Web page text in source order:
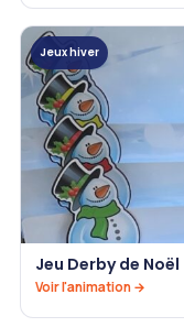
Jeux hiver
Jeu Derby de Noël
Voir l'animation →